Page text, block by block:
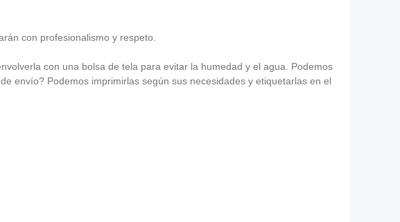
con profesionalismo y respeto.
con una bolsa de tela para evitar la humedad y el agua. Podemos
envío? Podemos imprimirlas según sus necesidades y etiquetarlas en el